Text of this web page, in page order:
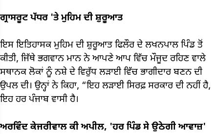
ਗ੍ਰਾਸਰੂਟ ਪੱਧਰ 'ਤੇ ਮੁਹਿਮ ਦੀ ਸ਼ੁਰੂਆਤ
ਇਸ ਇਤਿਹਾਸਕ ਮੁਹਿਮ ਦੀ ਸ਼ੁਰੂਆਤ ਫਿਲੌਰ ਦੇ ਲਖਨਪਾਲ ਪਿੰਡ ਤੋਂ
ਕੀਤੀ, ਜਿੱਥੇ ਭਗਵਾਨ ਮਾਨ ਨੇ ਆਪਣੇ ਆਪ ਵਿੱਚ ਮੌਜੂਦ ਰਹਿਣ ਵਾਲੇ
ਸਥਾਨਕ ਲੋਕਾਂ ਨੂੰ ਨਸ਼ੇ ਦੇ ਵਿਰੁੱਧ ਲੜਾਈ ਵਿੱਚ ਭਾਗੀਦਾਰ ਬਣਨ ਦੀ
ਉਪਲ ਦੀ। ਉਨ੍ਹਾਂ ਨੇ ਕਿਹਾ, “ਇਹ ਲੜਾਈ ਸਿਰਫ਼ ਸਰਕਾਰ ਦੀ ਨਹੀਂ ਹੈ,
ਇਹ ਹਰ ਪੰਜਾਬ ਵਾਸੀ ਹੈ।
ਅਰਵਿੰਦ ਕੇਜਰੀਵਾਲ ਕੀ ਅਪੀਲ, 'ਹਰ ਪਿੰਡ ਸੇ ਉਠੇਗੀ ਆਵਾਜ਼'